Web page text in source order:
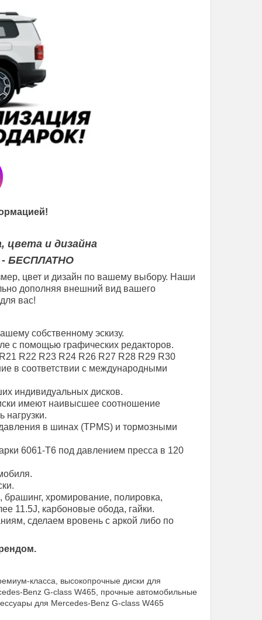
цвета и дизайна
- БЕСПЛАТНО
цвет и дизайн по вашему выбору. Наши
дополняя внешний вид вашего
вас!
собственному эскизу.
с помощью графических редакторов.
R22 R23 R24 R26 R27 R28 R29 R30
в соответствии с международными
индивидуальных дисков.
имеют наивысшее соотношение
нагрузки.
в шинах (TPMS) и тормозными
6061-T6 под давлением пресса в 120
брашинг, хромирование, полировка,
11.5J, карбоновые обода, гайки.
сделаем вровень с аркой либо по
класса, высокопрочные диски для
Benz G-class W465, прочные автомобильные
для Mercedes-Benz G-class W465